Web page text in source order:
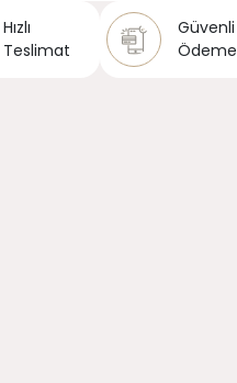
Hızlı
Teslimat
Güvenli
Ödeme